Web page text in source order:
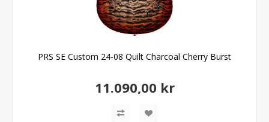
PRS SE Custom 24-08 Quilt Charcoal Cherry Burst
11.090,00 kr